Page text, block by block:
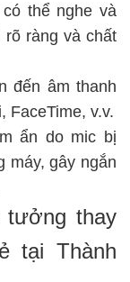
thể nghe và
rõ ràng và chất
đến âm thanh
FaceTime, v.v.
ẩn do mic bị
máy, gây ngắn
tưởng thay
tại Thành